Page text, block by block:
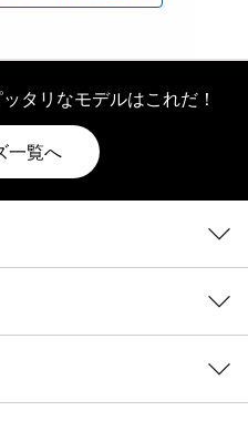
タリなモデルはこれだ！
一覧へ